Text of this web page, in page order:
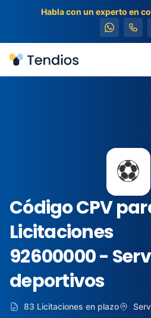
Habla con un experto en
Tendios
⚽
Código CPV
Licitaciones
92600000 -
deportivos
83 Licitaciones en plazo